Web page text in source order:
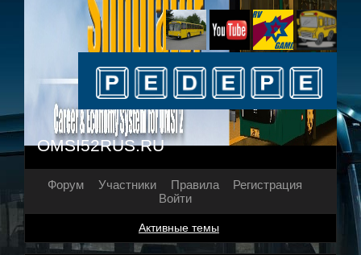
OMSI52RUS.RU
Форум Участники Правила
Регистрация
Войти
Активные темы